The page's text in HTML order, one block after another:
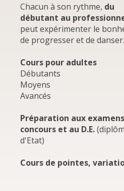
Chacun à son rythme, du
débutant au
peut expérimenter le
de progresser et de danser.
Cours pour adultes
Débutants
Moyens
Avancés
Préparation aux
concours et au D.E.
d'Etat)
Cours de pointes,